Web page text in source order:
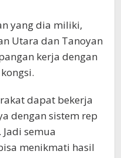
yang dia miliki,
Utara dan Tanoyan
kerja dengan
dapat bekerja
dengan sistem rep
semua
menikmati hasil